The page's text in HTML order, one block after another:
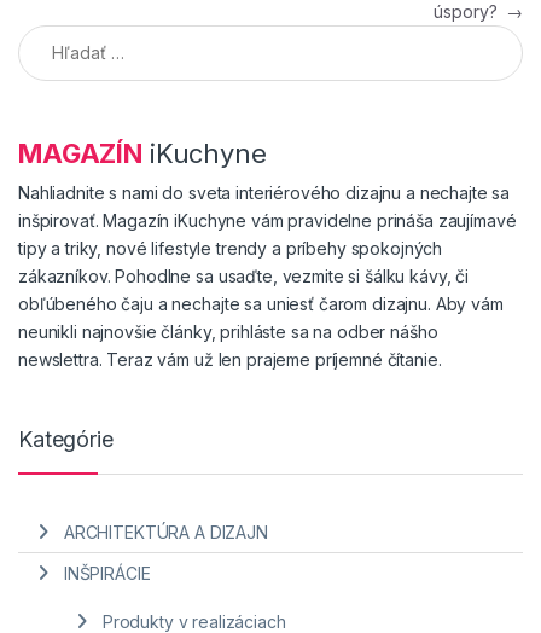
úspory? →
Hľadať:
MAGAZÍN iKuchyne
Nahliadnite s nami do sveta interiérového dizajnu a nechajte sa
inšpirovať. Magazín iKuchyne vám pravidelne prináša zaujímavé
tipy a triky, nové lifestyle trendy a príbehy spokojných
zákazníkov. Pohodlne sa usaďte, vezmite si šálku kávy, či
obľúbeného čaju a nechajte sa uniesť čarom dizajnu. Aby vám
neunikli najnovšie články, prihláste sa na odber nášho
newslettra. Teraz vám už len prajeme príjemné čítanie.
Kategórie
ARCHITEKTÚRA A DIZAJN
INŠPIRÁCIE
Produkty v realizáciach